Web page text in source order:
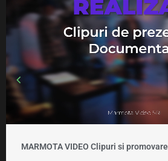
MARMOTA VIDEO Clipuri si promovare